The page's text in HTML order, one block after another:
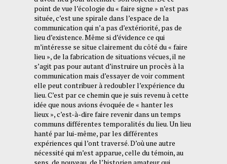
point de vue l’écologie du « faire signe » n’est pas
située, c’est une spirale dans l’espace de la
communication qui n’a pas d’extériorité, pas de
lieu d’existence. Même si d’évidence ce qui
m’intéresse se situe clairement du côté du « faire
lieu », de la fabrication de situations vécues, il ne
s’agit pas pour autant d’instruire un procès à la
communication mais d’essayer de voir comment
elle peut contribuer à redoubler l’expérience du
lieu. C’est par ce chemin que je suis revenu à cette
idée que nous avions évoquée de « hanter les
lieux », c’est-à-dire faire revenir dans un temps
communs différentes temporalités du lieu. Un lieu
hanté par lui-même, par les différentes
expériences qui l’ont traversé. D’où une autre
nécessité qui m’est apparue, celle du témoin, au